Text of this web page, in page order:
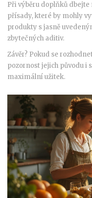
Při výběru doplňků dbejte
přísady, které by mohly
produkty s jasně
zbytečných aditiv.
Závěr? Pokud se
pozornost jejich původu i
maximální užitek.